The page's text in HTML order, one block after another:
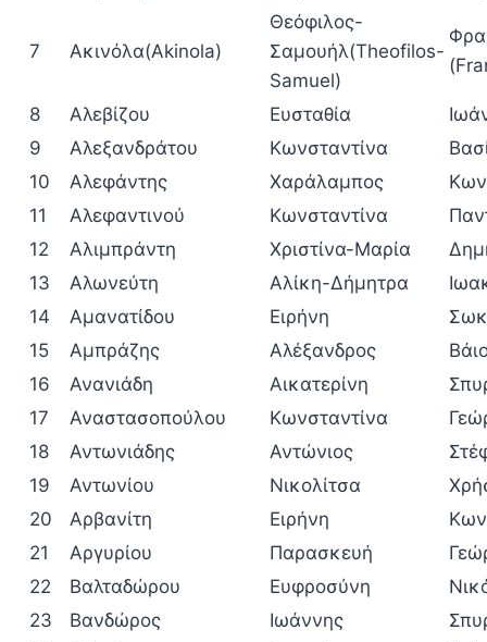
7 Ακινόλα(Akinola)
Θεόφιλος-
Σαμουήλ(Theofilos-
Samuel)
8 Αλεβίζου Ευσταθία
9
Αλεξανδράτου Κωνσταντίνα
10
Αλεφάντης Χαράλαμπος
11
Αλεφαντινού Κωνσταντίνα
12
Αλιμπράντη Χριστίνα-Μαρία
13
Αλωνεύτη Αλίκη-Δήμητρα
14
Αμανατίδου Ειρήνη
15
Αμπράζης Αλέξανδρος
16
Ανανιάδη Αικατερίνη
17
Αναστασοπούλου Κωνσταντίνα
18
Αντωνιάδης Αντώνιος
19
Αντωνίου Νικολίτσα
20
Αρβανίτη Ειρήνη
21
Αργυρίου Παρασκευή
22
Βαλταδώρου Ευφροσύνη
23
Βανδώρος Ιωάννης